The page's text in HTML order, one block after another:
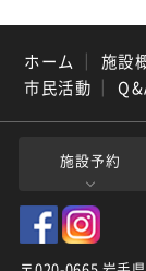
ホーム ｜ 施設
市民活動 ｜
施設予約